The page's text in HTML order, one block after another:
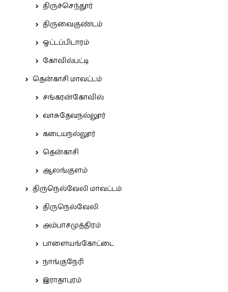
திருச்செந்தூர்
திருவைகுண்டம்
ஒட்டப்பிடாரம்
கோவில்பட்டி
தென்காசி மாவட்டம்
சங்கரன்கோவில்
வாசுதேவநல்லூர்
கடையநல்லூர்
தென்காசி
ஆலங்குளம்
திருநெல்வேலி மாவட்டம்
திருநெல்வேலி
அம்பாசமுத்திரம்
பாளையங்கோட்டை
நாங்குநேரி
இராதாபுரம்